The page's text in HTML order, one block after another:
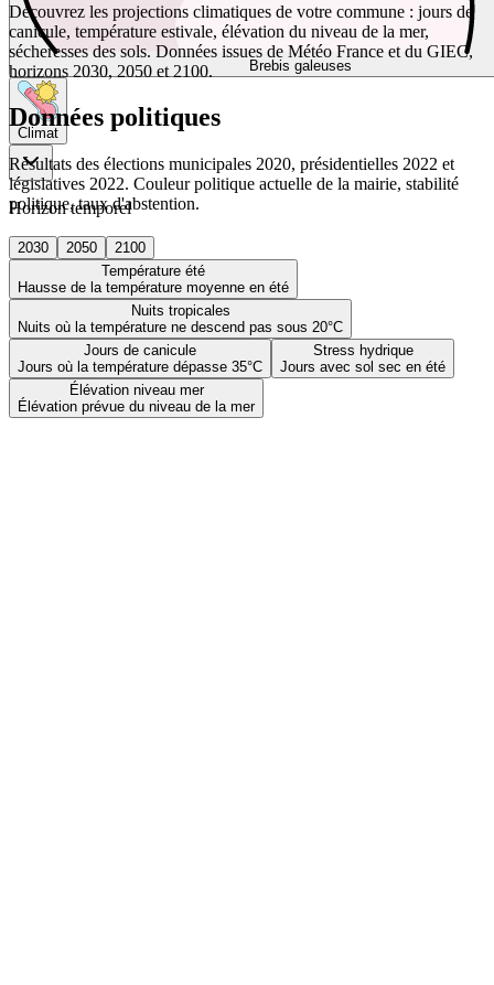
Brebis galeuses
Climat
Horizon temporel
2030 2050
2100
Température été
Hausse de la température moyenne en été
Nuits tropicales
Nuits où la température ne descend pas sous 20°C
Jours de canicule
Jours où la température dépasse 35°C
Stress hydrique
Jours avec sol sec en été
Élévation niveau mer
Élévation prévue du niveau de la mer
Découvrez les projections climatiques de votre commune : jours de
canicule, température estivale, élévation du niveau de la mer,
sécheresses des sols. Données issues de Météo France et du GIEC,
horizons 2030, 2050 et 2100.
Données politiques
Résultats des élections municipales 2020, présidentielles 2022 et
législatives 2022. Couleur politique actuelle de la mairie, stabilité
politique, taux d'abstention.